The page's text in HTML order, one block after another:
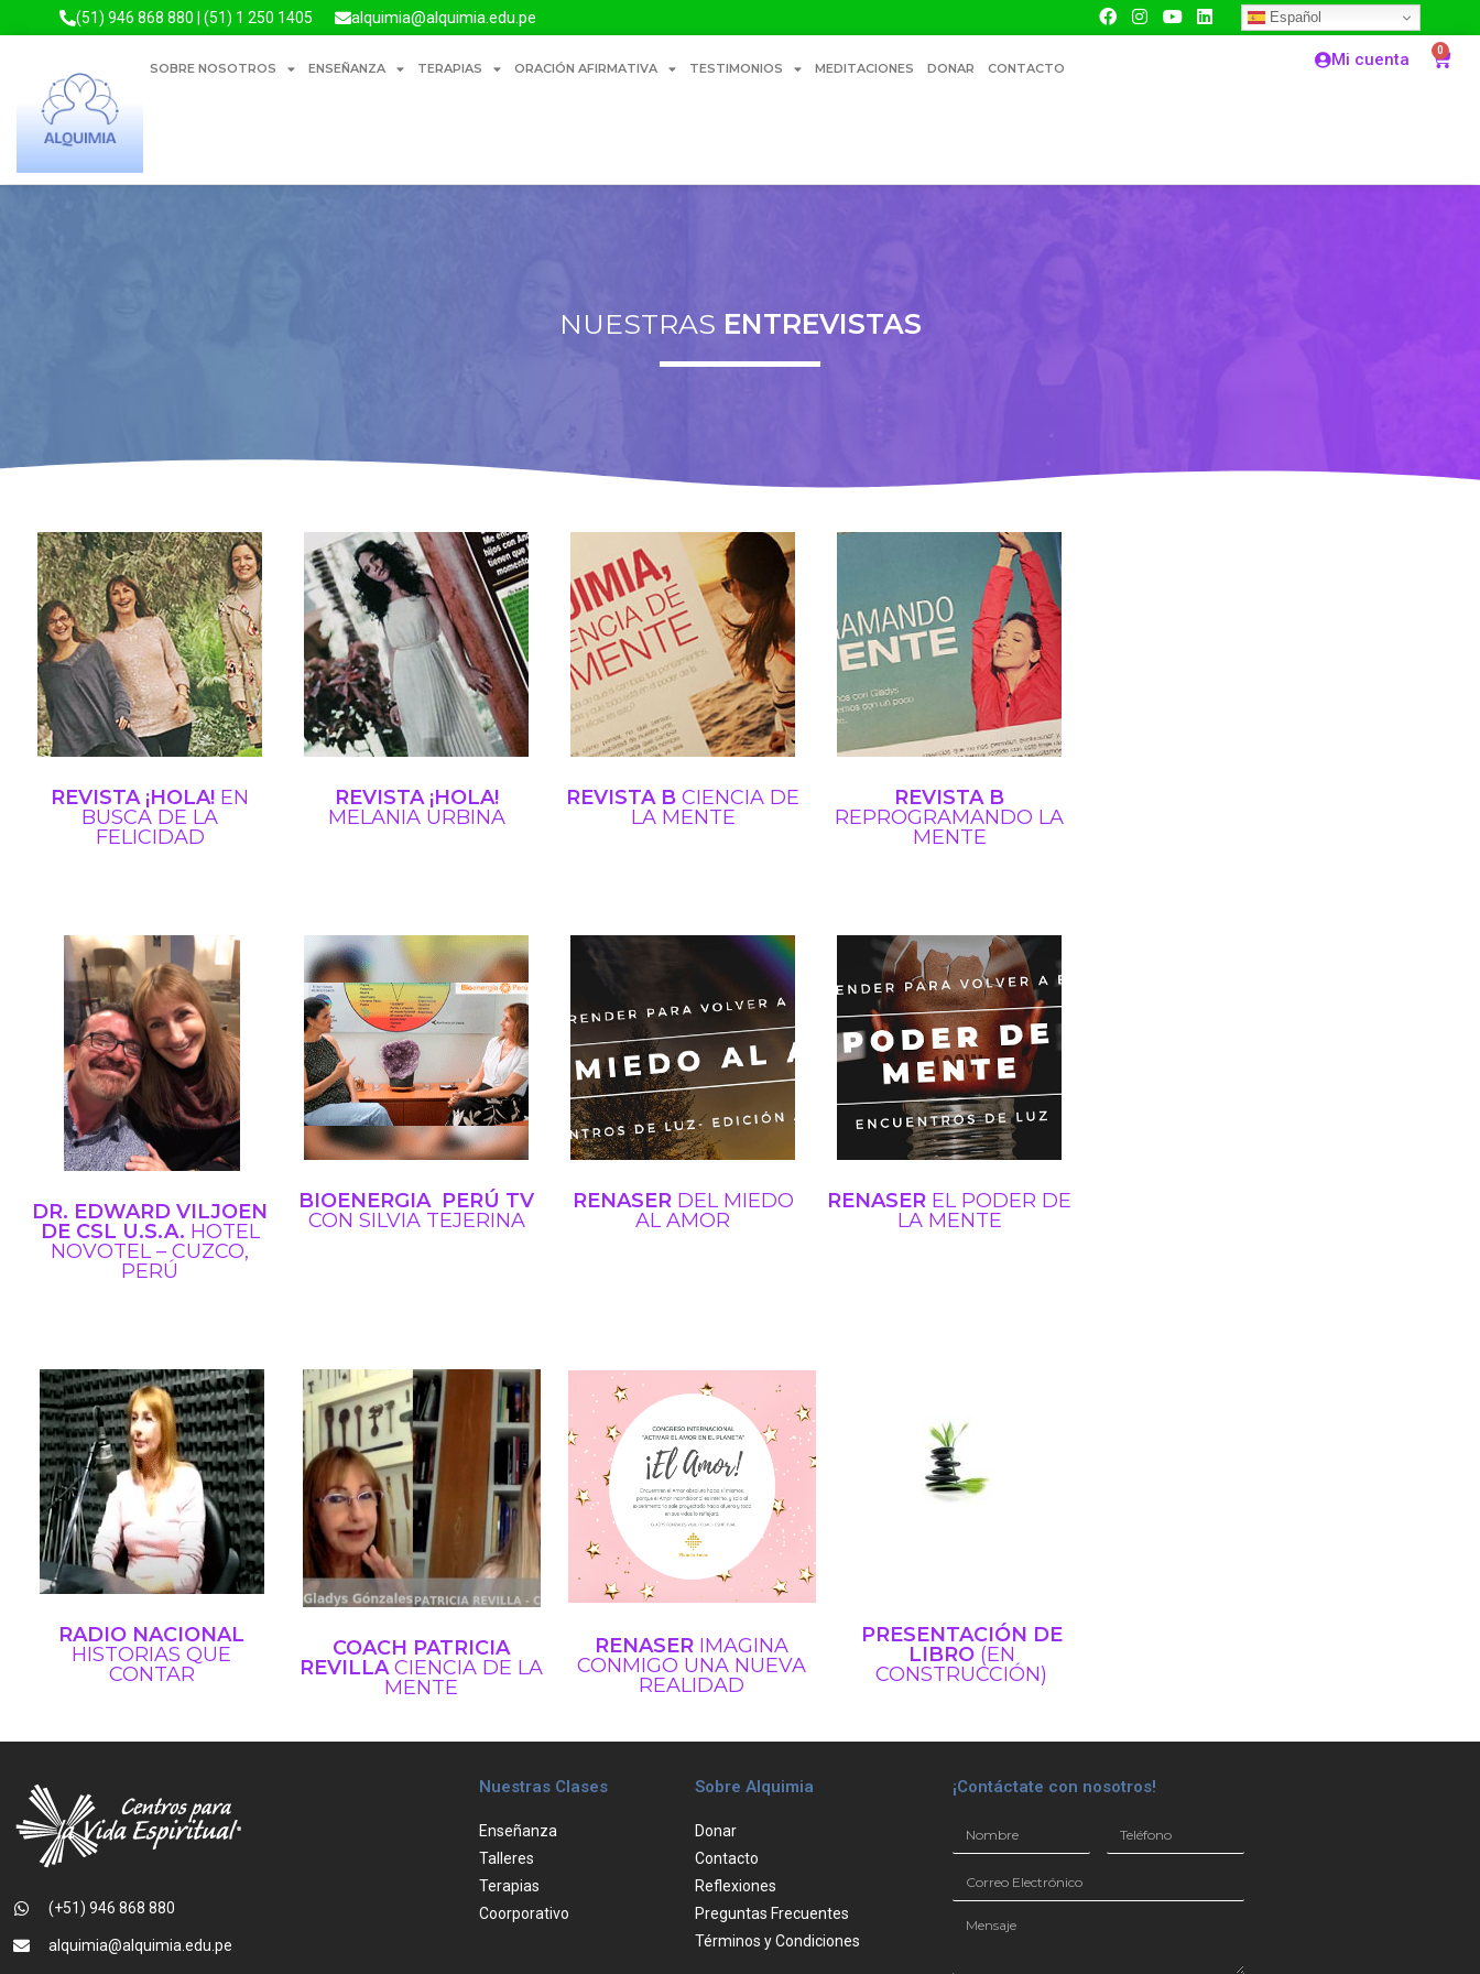
(51) 946 868 880 | (51) 1 250 1405 alquimia@alquimia.edu.pe Español
SOBRE NOSOTROS ENSEÑANZA TERAPIAS ORACIÓN AFIRMATIVA TESTIMONIOS MEDITACIONES DONAR CONTACTO Mi cuenta 0
NUESTRAS ENTREVISTAS
REVISTA ¡HOLA! EN
BUSCA DE LA
FELICIDAD
REVISTA ¡HOLA!
MELANIA URBINA
REVISTA B CIENCIA DE
LA MENTE
REVISTA B
REPROGRAMANDO LA
MENTE
DR. EDWARD VILJOEN
DE CSL U.S.A. HOTEL
NOVOTEL – CUZCO,
PERÚ
BIOENERGIA PERÚ TV
CON SILVIA TEJERINA
RENASER DEL MIEDO
AL AMOR
RENASER EL PODER DE
LA MENTE
RADIO NACIONAL
HISTORIAS QUE
CONTAR
COACH PATRICIA
REVILLACIENCIA DE LA
MENTE
RENASER IMAGINA
CONMIGO UNA NUEVA
REALIDAD
PRESENTACIÓN DE
LIBRO (EN
CONSTRUCCIÓN)
(+51) 946 868 880
alquimia@alquimia.edu.pe
Nuestras Clases
Enseñanza
Talleres
Terapias
Coorporativo
Sobre Alquimia
Donar
Contacto
Reflexiones
Preguntas Frecuentes
Términos y Condiciones
¡Contáctate con nosotros!